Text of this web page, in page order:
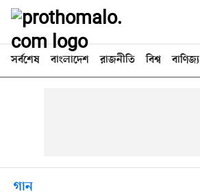
সর্বশেষ বাংলাদেশ রাজনীতি বিশ্ব বাণিজ্য
গান